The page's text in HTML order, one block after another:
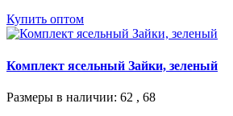
Купить оптом
Комплект ясельный Зайки, зеленый
Размеры в наличии: 62 , 68